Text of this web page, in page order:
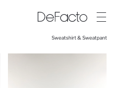
Sweatshirt & Sweatpant